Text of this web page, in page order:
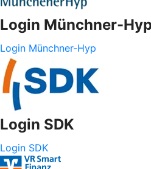
Login Münchner-
Login Münchner-Hyp
Login SDK
Login SDK